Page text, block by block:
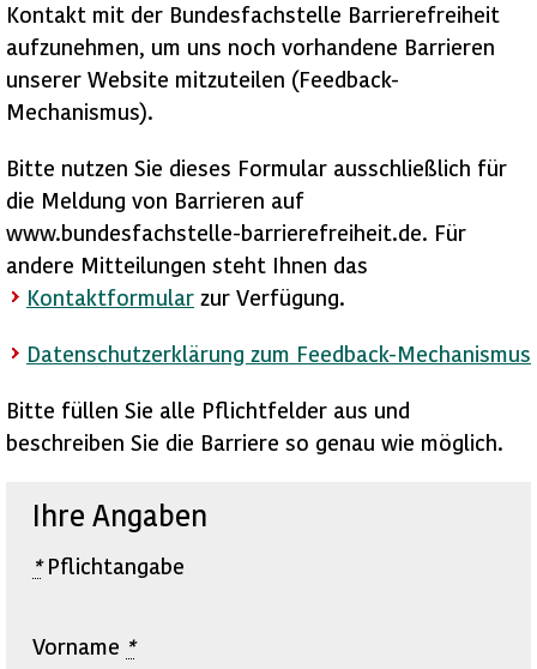
Kontakt mit der Bundesfachstelle Barrierefreiheit
aufzunehmen, um uns noch vorhandene Barrieren
unserer Website mitzuteilen (Feedback-
Mechanismus).
Bitte nutzen Sie dieses Formular ausschließlich für
die Meldung von Barrieren auf
www.bundesfachstelle-barrierefreiheit.de. Für
andere Mitteilungen steht Ihnen das
Kontaktformular zur Verfügung.
Datenschutzerklärung zum Feedback-Mechanismus
Bitte füllen Sie alle Pflichtfelder aus und
beschreiben Sie die Barriere so genau wie möglich.
Ihre Angaben
*Pflichtangabe
Vorname *